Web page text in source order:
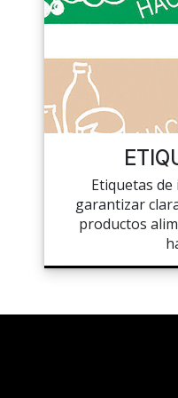
AZÚCAR Y
LA
Y
HIGIENE Y
Y
COCINA Y
CUENTA
LISTAS DE
CARRITO
CHEF'S LIST
Etiquetas de
garantizar
productos